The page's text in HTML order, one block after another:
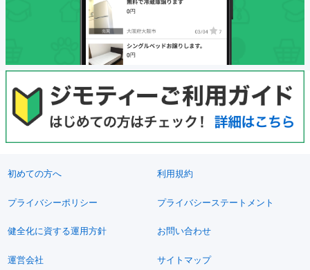
初めての方へ 利用規約
プライバシーポリシー プライバシーステートメント
健全化に資する運用方針 お問い合わせ
運営会社 サイトマップ